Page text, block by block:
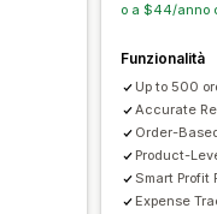
Multivaluta
Dettagli degli ordini
o a $44/anno
Funzionalità
Up to 500
Accurate
Order-
Product-
Smart Profit
Expense